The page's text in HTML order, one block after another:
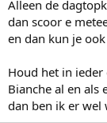
Alleen de
dan scoor e
en dan kun je
Houd het in ieder
Bianche al en als
dan ben ik er wel